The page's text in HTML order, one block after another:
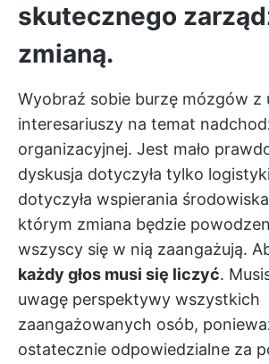
skutecznego
zmianą.
Wyobraź sobie burzę mózgów z
interesariuszy na temat
organizacyjnej. Jest mało
dyskusja dotyczyła tylko
dotyczyła wspierania
którym zmiana będzie
wszyscy się w nią zaangażują.
każdy głos musi się liczyć.
uwagę perspektywy wszystkich
zaangażowanych osób,
ostatecznie odpowiedzialne za